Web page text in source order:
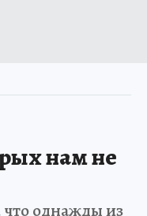
нам не
что однажды из